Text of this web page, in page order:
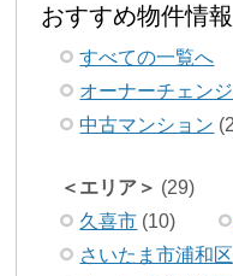
おすすめ物件情報
すべての一覧へ
オーナーチェンジ
中古マンション
エリア
(29)
久喜市 (10)
さいたま市浦和区